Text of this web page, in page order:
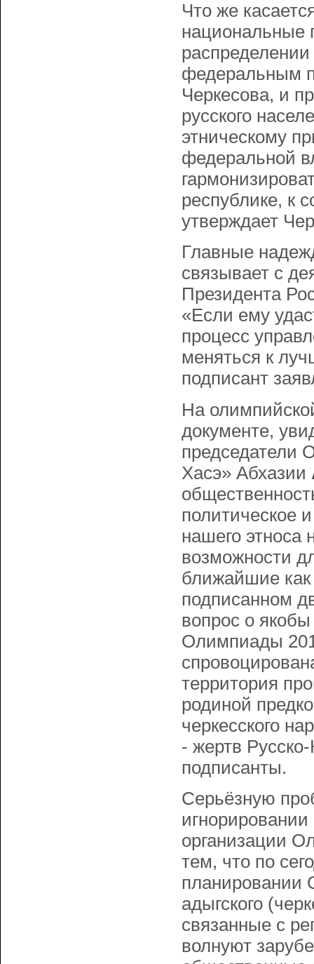
Что же
национальные
федеральным
Черкесова, и
русского
этническому
федеральной
республике, к
утверждает
Главные
связывает с
Президента
«Если ему
процесс
меняться к
подписант
На
документе,
председатели
Хасэ» Абхазии
политическое
нашего этноса
возможности
ближайшие как
подписанном
вопрос о
Олимпиады
территория
родиной
черкесского
- жертв
подписанты.
Серьёзную
организации
тем, что по
планировании
адыгского
связанные с
волнуют